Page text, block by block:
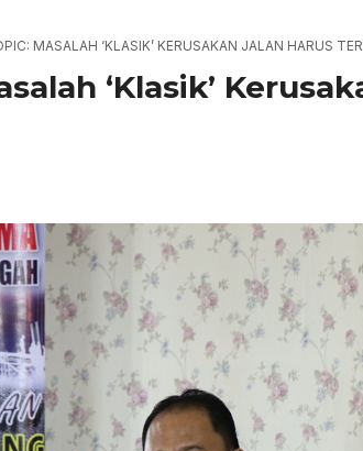
MASALAH ‘KLASIK’ KERUSAKAN JALAN HARUS
‘Klasik’